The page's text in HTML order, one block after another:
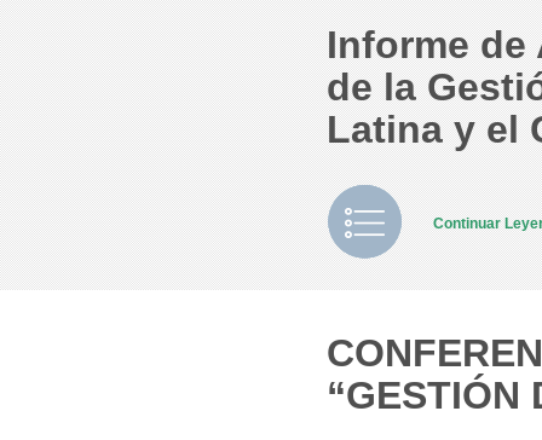
Informe de
de la
Latina y el
Continuar
“GESTIÓN